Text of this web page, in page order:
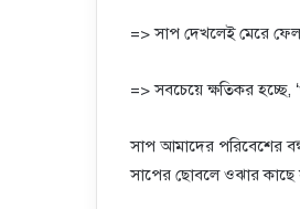
=> সাপ দেখলেই মেরে
=> সবচেয়ে ক্ষতিকর হচ্ছে,
সাপ আমাদের পরিবেশের
সাপের ছোবলে ওঝার কাছে